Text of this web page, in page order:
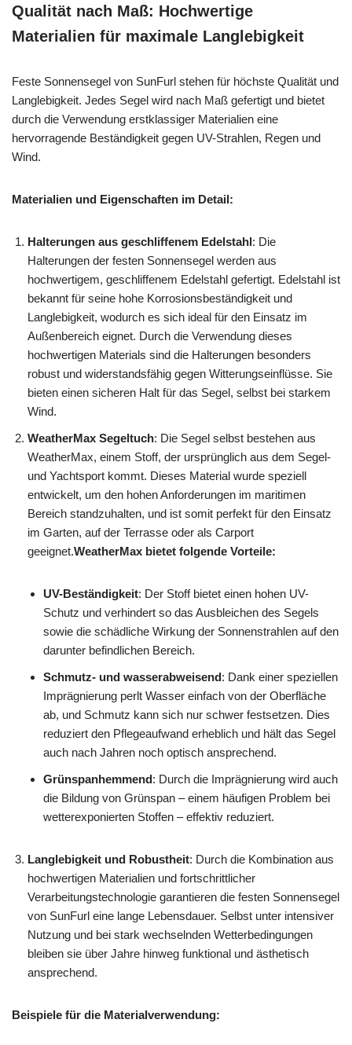
Qualität nach Maß: Hochwertige
Materialien für maximale Langlebigkeit
Feste Sonnensegel von SunFurl stehen für höchste Qualität und
Langlebigkeit. Jedes Segel wird nach Maß gefertigt und bietet
durch die Verwendung erstklassiger Materialien eine
hervorragende Beständigkeit gegen UV-Strahlen, Regen und
Wind.
Materialien und Eigenschaften im Detail:
Halterungen aus geschliffenem Edelstahl: Die
Halterungen der festen Sonnensegel werden aus
hochwertigem, geschliffenem Edelstahl gefertigt. Edelstahl ist
bekannt für seine hohe Korrosionsbeständigkeit und
Langlebigkeit, wodurch es sich ideal für den Einsatz im
Außenbereich eignet. Durch die Verwendung dieses
hochwertigen Materials sind die Halterungen besonders
robust und widerstandsfähig gegen Witterungseinflüsse. Sie
bieten einen sicheren Halt für das Segel, selbst bei starkem
Wind.
WeatherMax Segeltuch: Die Segel selbst bestehen aus
WeatherMax, einem Stoff, der ursprünglich aus dem Segel-
und Yachtsport kommt. Dieses Material wurde speziell
entwickelt, um den hohen Anforderungen im maritimen
Bereich standzuhalten, und ist somit perfekt für den Einsatz
im Garten, auf der Terrasse oder als Carport
geeignet.WeatherMax bietet folgende Vorteile:
UV-Beständigkeit: Der Stoff bietet einen hohen UV-
Schutz und verhindert so das Ausbleichen des Segels
sowie die schädliche Wirkung der Sonnenstrahlen auf den
darunter befindlichen Bereich.
Schmutz- und wasserabweisend: Dank einer speziellen
Imprägnierung perlt Wasser einfach von der Oberfläche
ab, und Schmutz kann sich nur schwer festsetzen. Dies
reduziert den Pflegeaufwand erheblich und hält das Segel
auch nach Jahren noch optisch ansprechend.
Grünspanhemmend: Durch die Imprägnierung wird auch
die Bildung von Grünspan – einem häufigen Problem bei
wetterexponierten Stoffen – effektiv reduziert.
Langlebigkeit und Robustheit: Durch die Kombination aus
hochwertigen Materialien und fortschrittlicher
Verarbeitungstechnologie garantieren die festen Sonnensegel
von SunFurl eine lange Lebensdauer. Selbst unter intensiver
Nutzung und bei stark wechselnden Wetterbedingungen
bleiben sie über Jahre hinweg funktional und ästhetisch
ansprechend.
Beispiele für die Materialverwendung: